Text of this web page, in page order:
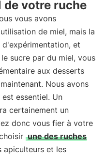
de votre ruche
vous avons
de miel, mais la
et
sucre par du miel, vous
aux desserts
Nous avons
essentiel. Un
certainement un
donc vous fier à votre
une des ruches
apiculteurs et les